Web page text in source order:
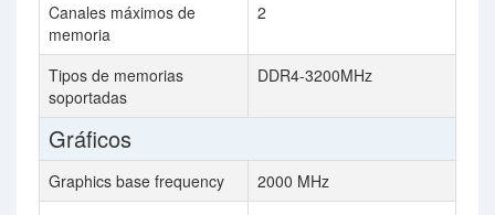
Canales máximos de
memoria
2
Tipos de memorias
soportadas
DDR4-3200MHz
Gráficos
Graphics base frequency
2000 MHz